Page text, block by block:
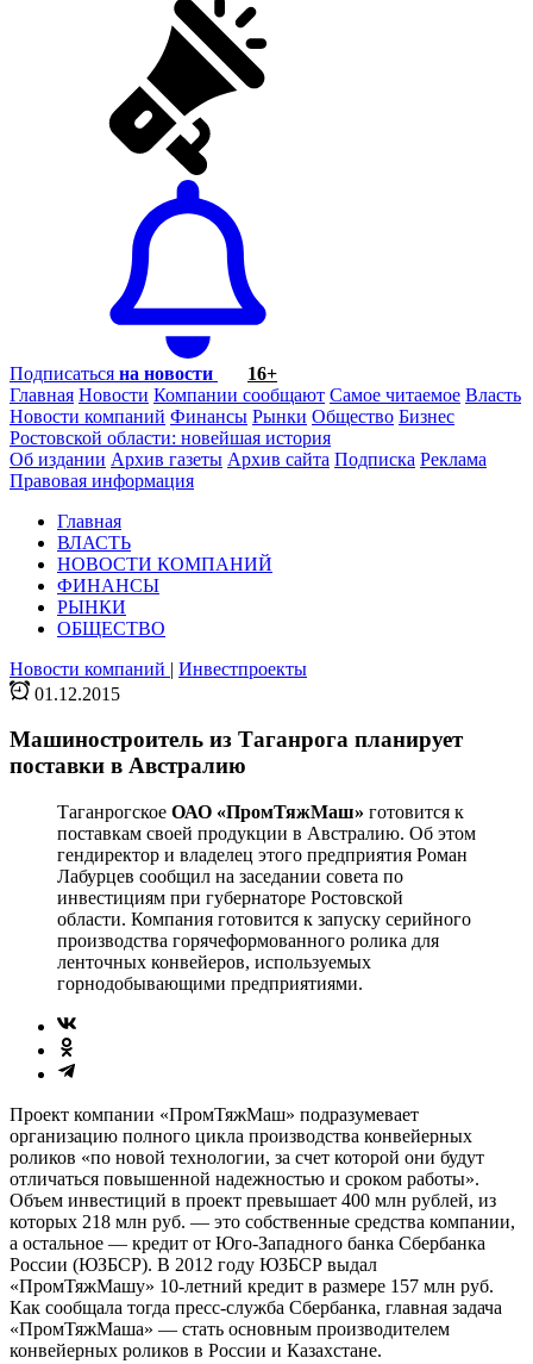
Подписаться на новости
16+
Главная Новости Компании сообщают Самое читаемое Власть
Новости компаний Финансы Рынки Общество Бизнес
Ростовской области: новейшая история
Об издании Архив газеты Архив сайта Подписка Реклама
Правовая информация
Главная
ВЛАСТЬ
НОВОСТИ КОМПАНИЙ
ФИНАНСЫ
РЫНКИ
ОБЩЕСТВО
Новости компаний | Инвестпроекты
01.12.2015
Машиностроитель из Таганрога планирует
поставки в Австралию
Таганрогское ОАО «ПромТяжМаш» готовится к
поставкам своей продукции в Австралию. Об этом
гендиректор и владелец этого предприятия Роман
Лабурцев сообщил на заседании совета по
инвестициям при губернаторе Ростовской
области. Компания готовится к запуску серийного
производства горячеформованного ролика для
ленточных конвейеров, используемых
горнодобывающими предприятиями.
Проект компании «ПромТяжМаш» подразумевает
организацию полного цикла производства конвейерных
роликов «по новой технологии, за счет которой они будут
отличаться повышенной надежностью и сроком работы».
Объем инвестиций в проект превышает 400 млн рублей, из
которых 218 млн руб. — это собственные средства компании,
а остальное — кредит от Юго-Западного банка Сбербанка
России (ЮЗБСР). В 2012 году ЮЗБСР выдал
«ПромТяжМашу» 10-летний кредит в размере 157 млн руб.
Как сообщала тогда пресс-служба Сбербанка, главная задача
«ПромТяжМаша» — стать основным производителем
конвейерных роликов в России и Казахстане.